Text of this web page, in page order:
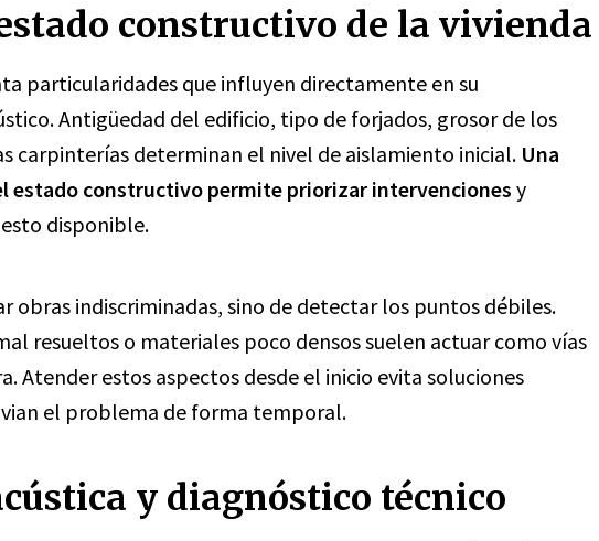
constructivo de la vivienda
particularidades que influyen directamente en su
Antigüedad del edificio, tipo de forjados, grosor de los
carpinterías determinan el nivel de aislamiento inicial. Una
estado constructivo permite priorizar intervenciones y
disponible.
obras indiscriminadas, sino de detectar los puntos débiles.
resueltos o materiales poco densos suelen actuar como vías
Atender estos aspectos desde el inicio evita soluciones
el problema de forma temporal.
y diagnóstico técnico